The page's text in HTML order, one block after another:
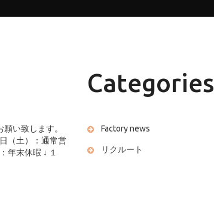
い致します。
（土）：通常営
年末休暇 ↓ １
Categories
Factory news
リクルート